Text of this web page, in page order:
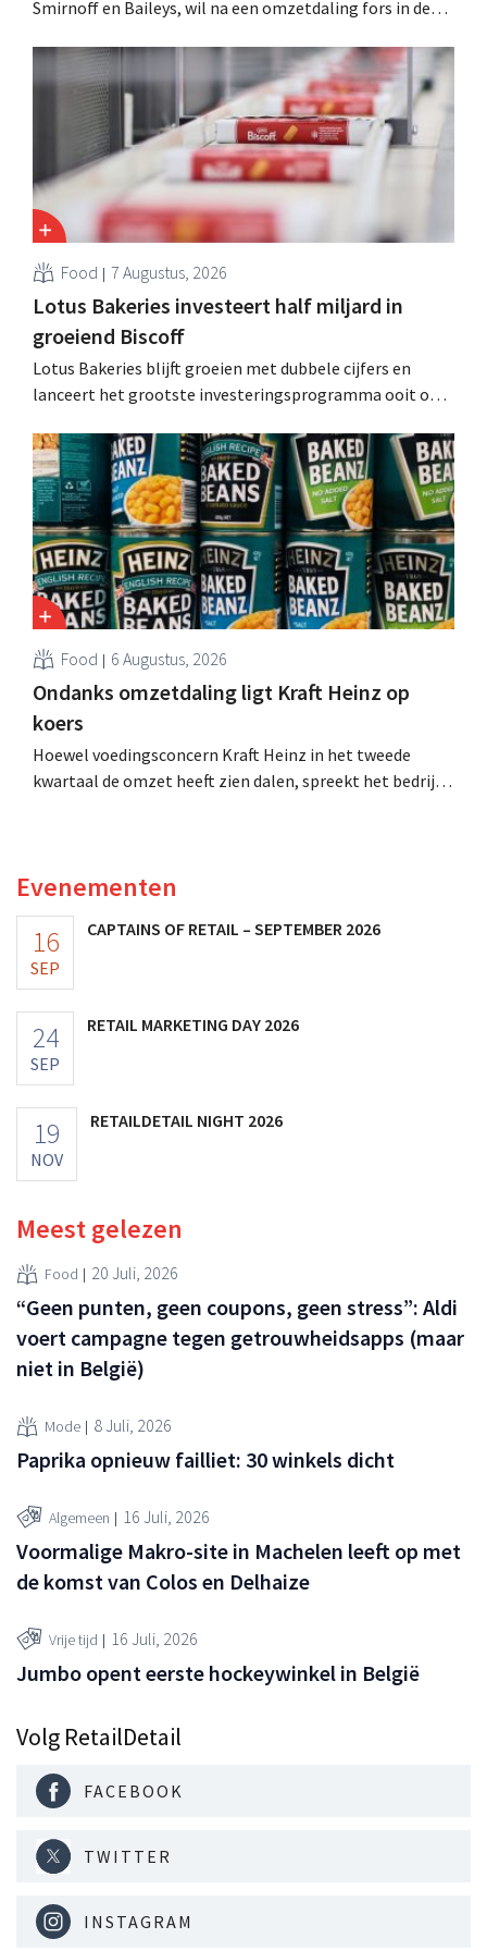
Smirnoff en Baileys, wil na een omzetdaling fors in de
andere Guiness en voorgemixte cocktails.
Food 7 Augustus, 2026
Lotus Bakeries investeert half miljard in
groeiend Biscoff
Lotus Bakeries blijft groeien met dubbele cijfers en
lanceert het grootste investeringsprogramma ooit om
moeten dit momentum grijpen”.
Food 6 Augustus, 2026
Ondanks omzetdaling ligt Kraft Heinz op
koers
Hoewel voedingsconcern Kraft Heinz in het tweede
kwartaal de omzet heeft zien dalen, spreekt het bedrijf
Evenementen
16
SEP
CAPTAINS OF RETAIL – SEPTEMBER 2026
24
SEP
RETAIL MARKETING DAY 2026
19
NOV
RETAILDETAIL NIGHT 2026
Meest gelezen
Food 20 Juli, 2026
“Geen punten, geen coupons, geen stress”: Aldi
voert campagne tegen getrouwheidsapps (maar
niet in België)
Mode 8 Juli, 2026
Paprika opnieuw failliet: 30 winkels dicht
Algemeen 16 Juli, 2026
Voormalige Makro-site in Machelen leeft op met
de komst van Colos en Delhaize
Vrije tijd 16 Juli, 2026
Jumbo opent eerste hockeywinkel in België
Volg RetailDetail
FACEBOOK
TWITTER
INSTAGRAM